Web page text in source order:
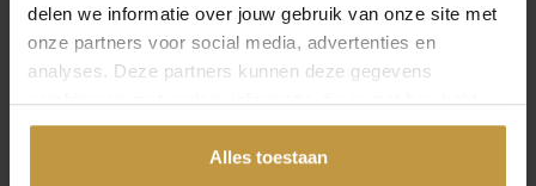
delen we informatie over jouw gebruik van onze site met
onze partners voor social media, advertenties en
analyses. Deze partners kunnen deze gegevens
combineren met andere informatie die je met hen hebt
gedeeld of die ze hebben verzameld via jouw gebruik van
Alles toestaan
OPEN FILTER
Ringen zijn symbolisch én stijlvol. Van verlovings- en
trouwringen tot modieuze ringen die je outfit compleet
maken. In de collectie vind je zowel gouden als zilveren
Kies voor een subtiel model dat je dagelijks kunt dragen,
of ga voor een opvallende ring die de show steelt bij een